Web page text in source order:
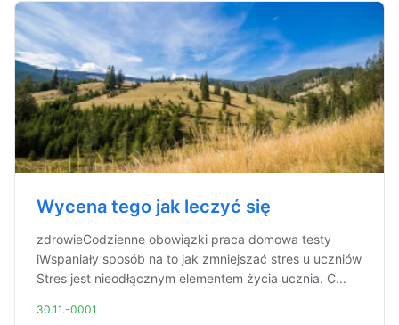
Wycena tego jak leczyć się
zdrowieCodzienne obowiązki praca domowa testy
iWspaniały sposób na to jak zmniejszać stres u uczniów
Stres jest nieodłącznym elementem życia ucznia. C...
30.11.-0001